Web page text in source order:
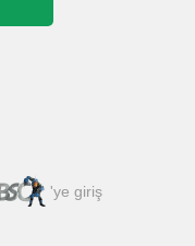
'ye giriş